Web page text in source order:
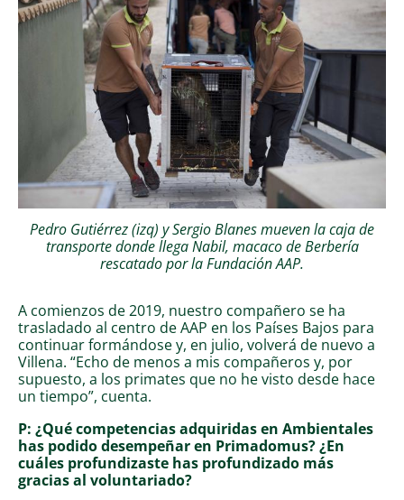
Pedro Gutiérrez (izq) y Sergio Blanes mueven la caja de
transporte donde llega Nabil, macaco de Berbería
rescatado por la Fundación AAP.
A comienzos de 2019, nuestro compañero se ha
trasladado al centro de AAP en los Países Bajos para
continuar formándose y, en julio, volverá de nuevo a
Villena. “Echo de menos a mis compañeros y, por
supuesto, a los primates que no he visto desde hace
un tiempo”, cuenta.
P: ¿Qué competencias adquiridas en Ambientales
has podido desempeñar en Primadomus? ¿En
cuáles profundizaste has profundizado más
gracias al voluntariado?